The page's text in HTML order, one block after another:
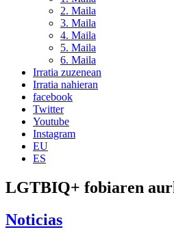
2. Maila
3. Maila
4. Maila
5. Maila
6. Maila
Irratia zuzenean
Irratia nahieran
facebook
Twitter
Youtube
Instagram
EU
ES
LGTBIQ+ fobiaren
Noticias